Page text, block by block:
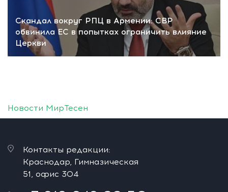
Скандал вокруг РПЦ в Армении: СВР
обвинила ЕС в попытках ограничить влияние
Церкви
Новости МирТесен
Контакты редакции:
Краснодар, Гимназическая
51, офис 304